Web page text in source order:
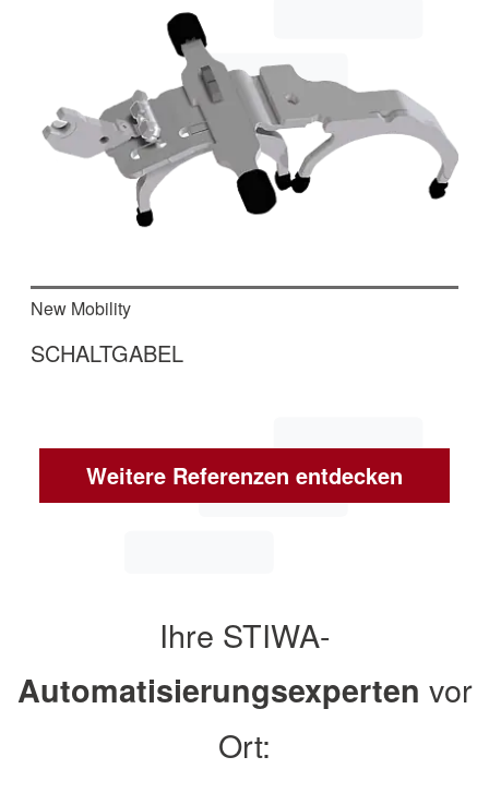
hydraulischen Systemen von
Werkzeugmaschinen eingesetzt.
mehr erfahren
Einzelteile bis zur Ausgabe der geprüften und
gereinigten Baugruppe.
New Mobility
SCHALTGABEL
Weitere Referenzen entdecken
Ihre STIWA-
Automatisierungsexperten vor
Ort: